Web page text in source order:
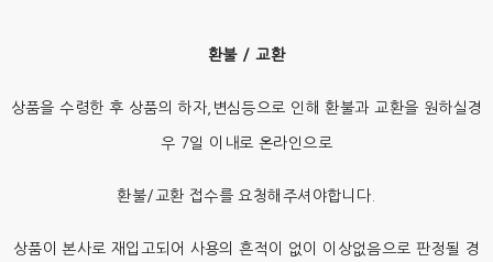
환불 / 교환
상품을 수령한 후 상품의 하자,변심등으로 인해 환불과 교환을 원하실경
우 7일 이내로 온라인으로
환불/교환 접수를 요청해주셔야합니다.
상품이 본사로 재입고되어 사용의 흔적이 없이 이상없음으로 판정될 경